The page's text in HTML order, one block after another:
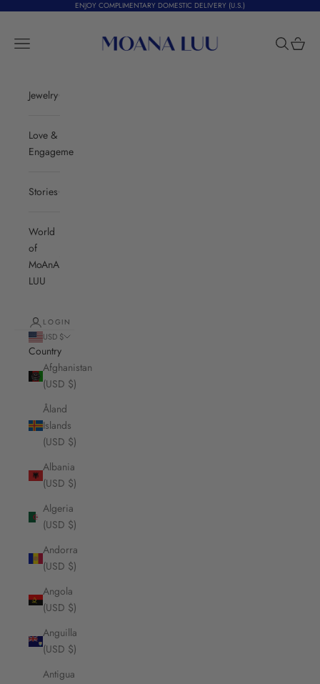
ENJOY COMPLIMENTARY DOMESTIC DELIVERY (U.S.)
Navigation menu
Search
Cart
Jewelry
Love &
Engagement
Stories
World
of
MoAnA
LUU
LOGIN
USD $
Country
Afghanistan
(USD $)
Åland
Islands
(USD $)
Albania
(USD $)
Algeria
(USD $)
Andorra
(USD $)
Angola
(USD $)
Anguilla
(USD $)
Antigua